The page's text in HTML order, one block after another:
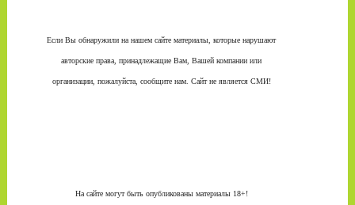
Если Вы обнаружили на нашем сайте материалы, которые нарушают
авторские права, принадлежащие Вам, Вашей компании или
организации, пожалуйста, сообщите нам. Сайт не является СМИ!
На сайте могут быть опубликованы материалы 18+!